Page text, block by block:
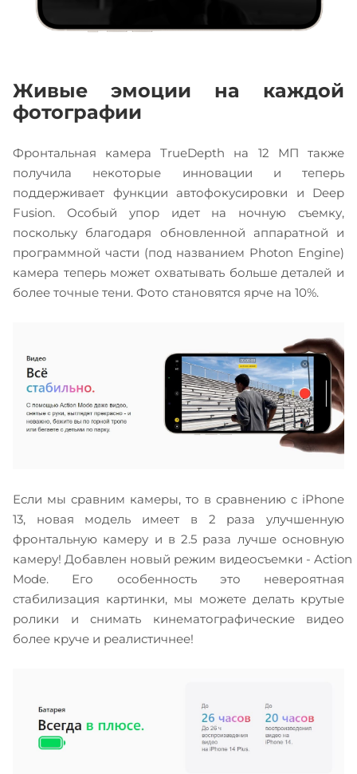
Живые эмоции на каждой
фотографии
Фронтальная камера TrueDepth на 12 МП также
получила некоторые инновации и теперь
поддерживает функции автофокусировки и Deep
Fusion. Особый упор идет на ночную съемку,
поскольку благодаря обновленной аппаратной и
программной части (под названием Photon Engine)
камера теперь может охватывать больше деталей и
более точные тени. Фото становятся ярче на 10%.
Если мы сравним камеры, то в сравнению с iPhone
13, новая модель имеет в 2 раза улучшенную
фронтальную камеру и в 2.5 раза лучше основную
камеру! Добавлен новый режим видеосъемки - Action
Mode. Его особенность это невероятная
стабилизация картинки, мы можете делать крутые
ролики и снимать кинематографические видео
более круче и реалистичнее!